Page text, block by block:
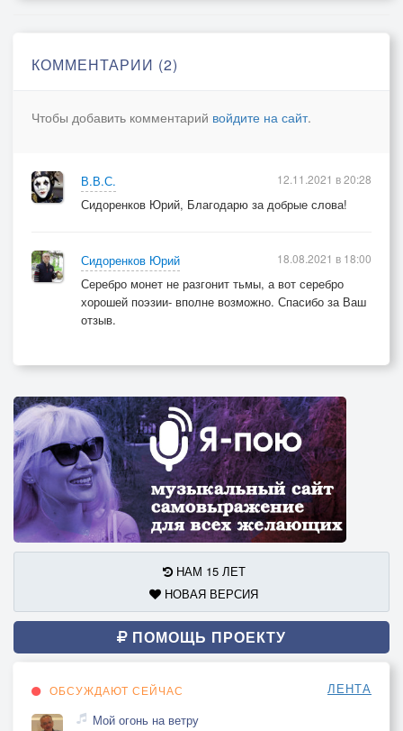
КОММЕНТАРИИ (2)
Чтобы добавить комментарий войдите на сайт.
В.В.С.
Сидоренков Юрий, Благодарю за добрые слова!
12.11.2021 в 20:28
Сидоренков Юрий
Серебро монет не разгонит тьмы, а вот серебро
хорошей поэзии- вполне возможно. Спасибо за Ваш
отзыв.
18.08.2021 в 18:00
НАМ 15 ЛЕТ
НОВАЯ ВЕРСИЯ
ПОМОЩЬ ПРОЕКТУ
ОБСУЖДАЮТ СЕЙЧАС ЛЕНТА
Мой огонь на ветру